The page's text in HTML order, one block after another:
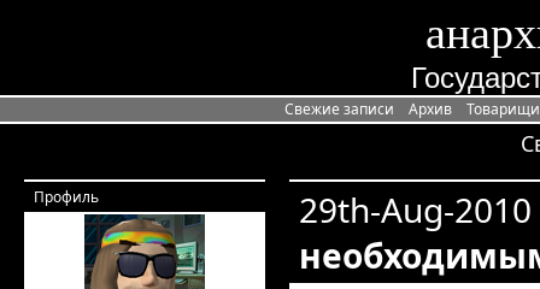
Свежие записи Архив
Профиль
29th-Aug-